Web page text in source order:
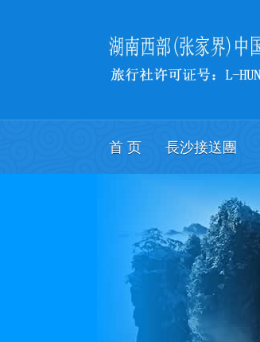
首 页 長沙接送團